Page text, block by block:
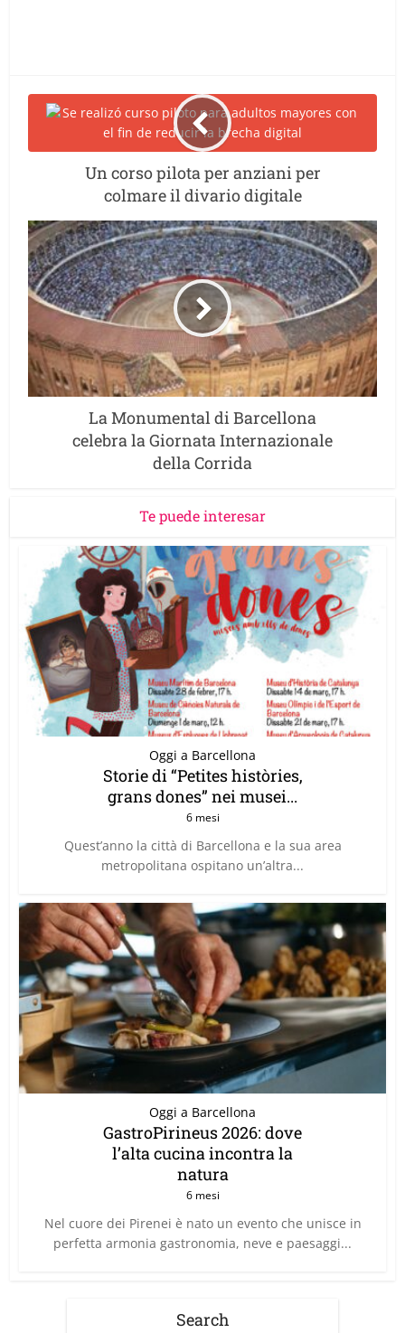
Un corso pilota per anziani per
colmare il divario digitale
La Monumental di Barcellona
celebra la Giornata Internazionale
della Corrida
Te puede interesar
Oggi a Barcellona
Storie di “Petites històries,
grans dones” nei musei...
6 mesi
Quest’anno la città di Barcellona e la sua area
metropolitana ospitano un’altra...
Oggi a Barcellona
GastroPirineus 2026: dove
l’alta cucina incontra la
natura
6 mesi
Nel cuore dei Pirenei è nato un evento che unisce in
perfetta armonia gastronomia, neve e paesaggi...
Search